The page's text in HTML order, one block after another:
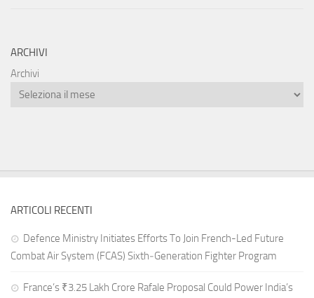
ARCHIVI
Archivi
ARTICOLI RECENTI
Defence Ministry Initiates Efforts To Join French-Led Future
Combat Air System (FCAS) Sixth‑Generation Fighter Program
France’s ₹3.25 Lakh Crore Rafale Proposal Could Power India’s